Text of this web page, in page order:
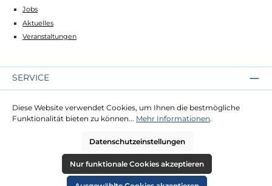
Jobs
Aktuelles
Veranstaltungen
SERVICE
Lieferung
Zahlung
RECHTLICHES
Diese Website verwendet Cookies, um Ihnen die bestmögliche
Funktionalität bieten zu können... Mehr Informationen.
Datenschutzeinstellungen
Nur funktionale Cookies akzeptieren